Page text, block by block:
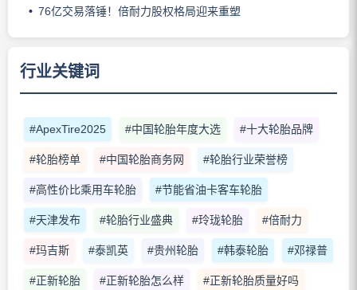
76亿交易落锤！倍耐力股权格局迎来重塑
行业关键词
#ApexTire2025 #中国轮胎年度大选 #十大轮胎品牌
#轮胎榜单 #中国轮胎商务网 #轮胎行业荣誉榜
#高性价比乘用车轮胎 #节能省油卡客车轮胎
#天津发布 #轮胎行业盛典 #玲珑轮胎 #倍耐力
#玛吉斯 #泰凯英 #贵州轮胎 #韩泰轮胎 #邓禄普
#正新轮胎 #正新轮胎怎么样 #正新轮胎质量好吗